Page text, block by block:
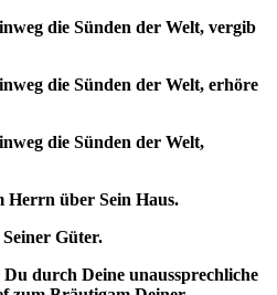
die Sünden der Welt, vergib
die Sünden der Welt, erhöre
die Sünden der Welt,
Herrn über Sein Haus.
Güter.
durch Deine unaussprechliche